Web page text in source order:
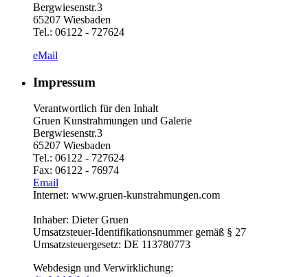
Bergwiesenstr.3
65207 Wiesbaden
Tel.: 06122 - 727624
eMail
Impressum
Verantwortlich für den Inhalt
Gruen Kunstrahmungen und Galerie
Bergwiesenstr.3
65207 Wiesbaden
Tel.: 06122 - 727624
Fax: 06122 - 76974
Email
Internet: www.gruen-kunstrahmungen.com
Inhaber: Dieter Gruen
Umsatzsteuer-Identifikationsnummer gemäß § 27
Umsatzsteuergesetz: DE 113780773
Webdesign und Verwirklichung: